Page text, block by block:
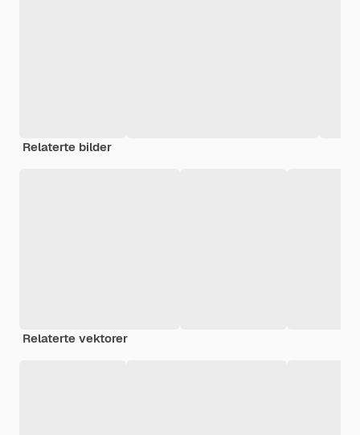
Relaterte bilder
Relaterte vektorer